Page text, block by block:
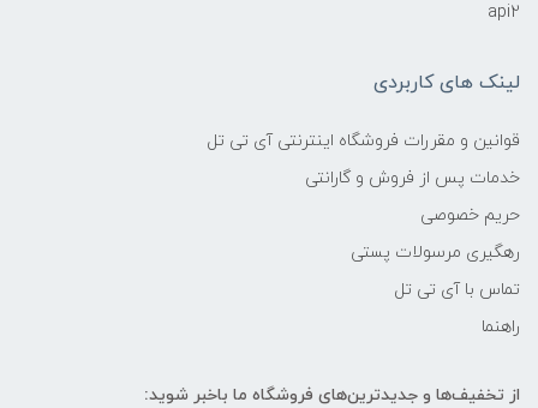
api2
لینک های کاربردی
قوانین و مقررات فروشگاه اینترنتی آی تی تل
خدمات پس از فروش و گارانتی
حریم خصوصی
رهگیری مرسولات پستی
تماس با آی تی تل
راهنما
از تخفیف‌ها و جدیدترین‌های فروشگاه ما باخبر شوید: